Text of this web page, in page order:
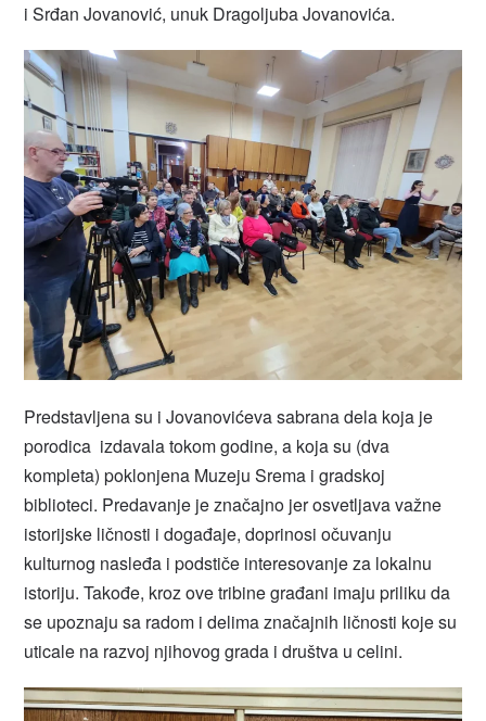
i Srđan Jovanović, unuk Dragoljuba Jovanovića.
Predstavljena su i Jovanovićeva sabrana dela koja je
porodica izdavala tokom godine, a koja su (dva
kompleta) poklonjena Muzeju Srema i gradskoj
biblioteci. Predavanje je značajno jer osvetljava važne
istorijske ličnosti i događaje, doprinosi očuvanju
kulturnog nasleđa i podstiče interesovanje za lokalnu
istoriju. Takođe, kroz ove tribine građani imaju priliku da
se upoznaju sa radom i delima značajnih ličnosti koje su
uticale na razvoj njihovog grada i društva u celini.